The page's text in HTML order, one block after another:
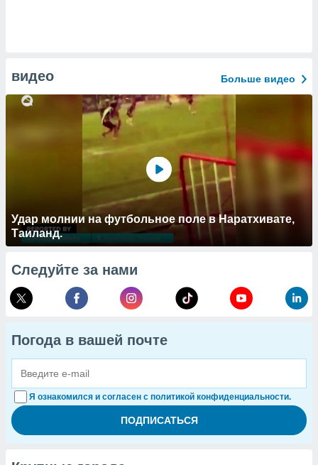
видео Больше видео
Удар молнии на футбольное поле в Наратхивате,
Таиланд.
Следуйте за нами
Погода в вашей почте
Я ознакомился и согласен с политикой конфиденциальности.